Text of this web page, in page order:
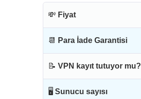
💸 Fiyat
📆 Para İade Garantisi
📝 VPN kayıt tutuyor mu?
🖥 Sunucu sayısı